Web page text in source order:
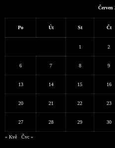
Červen
Po Út St Čt
1 2
6 7 8 9
13 14 15 16
20 21 22 23
27 28 29 30
« Kvě Čvc »